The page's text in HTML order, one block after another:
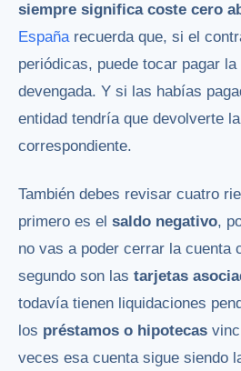
siempre significa coste cero
Españarecuerda que, si el
periódicas, puede tocar pagar
devengada. Y si las habías
entidad tendría que devolverte
correspondiente.
También debes revisar cuatro
primero es el saldo negativo,
no vas a poder cerrar la cuenta
segundo son las tarjetas
todavía tienen liquidaciones
los préstamos o hipotecas
veces esa cuenta sigue siendo